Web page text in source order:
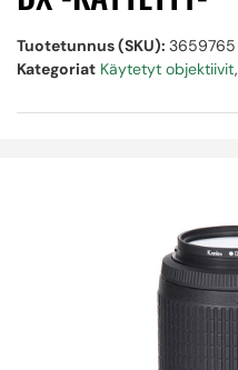
Tuotetunnus (SKU): 3659765
Kategoriat Käytetyt objektiivit,